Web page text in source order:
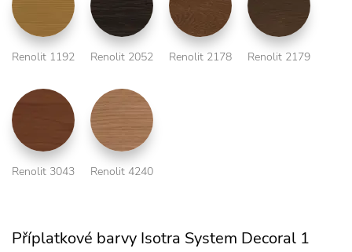
Renolit 1192 Renolit 2052 Renolit 2178 Renolit 2179
Renolit 3043 Renolit 4240
Příplatkové barvy Isotra System Decoral 1